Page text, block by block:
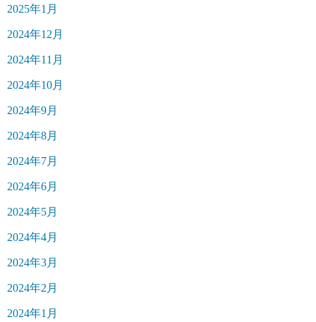
2025年1月
2024年12月
2024年11月
2024年10月
2024年9月
2024年8月
2024年7月
2024年6月
2024年5月
2024年4月
2024年3月
2024年2月
2024年1月